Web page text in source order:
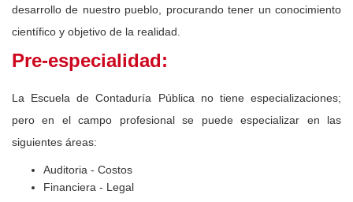
desarrollo de nuestro pueblo, procurando tener un conocimiento
científico y objetivo de la realidad.
Pre-especialidad:
La Escuela de Contaduría Pública no tiene especializaciones;
pero en el campo profesional se puede especializar en las
siguientes áreas:
Auditoria - Costos
Financiera - Legal